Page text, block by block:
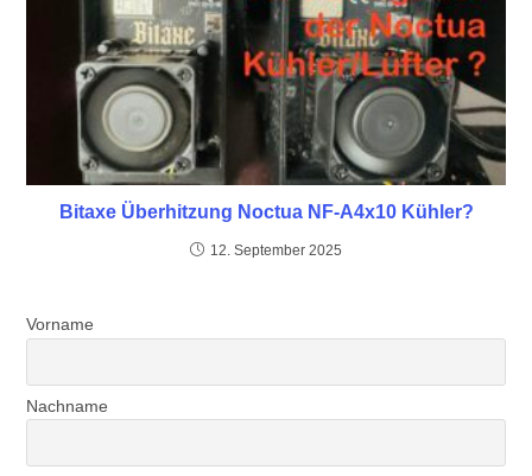
Bitaxe Überhitzung Noctua NF-A4x10 Kühler?
12. September 2025
Vorname
Nachname